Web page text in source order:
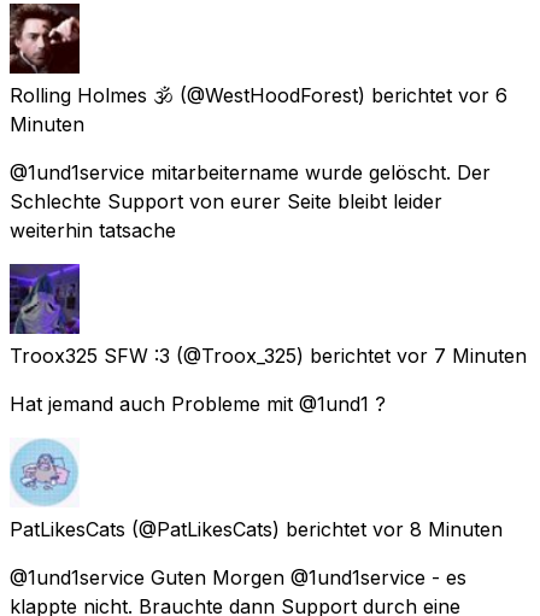
Rolling Holmes 🕉️ (@WestHoodForest) berichtet vor 6
Minuten
@1und1service mitarbeitername wurde gelöscht. Der
Schlechte Support von eurer Seite bleibt leider
weiterhin tatsache
Troox325 SFW :3 (@Troox_325) berichtet vor 7 Minuten
Hat jemand auch Probleme mit @1und1 ?
PatLikesCats (@PatLikesCats) berichtet vor 8 Minuten
@1und1service Guten Morgen @1und1service - es
klappte nicht. Brauchte dann Support durch eine